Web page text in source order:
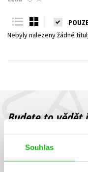
Souhlas
Young adult (SK)
Nebyly nalezeny žádné
Budete to vědět
Zajímá Vás, jaký knižní hit
sleva, jaká běží soutěž o